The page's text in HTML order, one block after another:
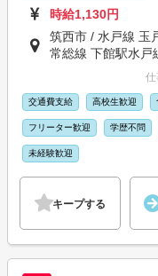
時給1,130円
筑西市 / 水戸線 玉
常総線 下館駅水戸
交通費支給 高校生歓迎
フリーター歓迎 学歴不問
未経験歓迎
キープする